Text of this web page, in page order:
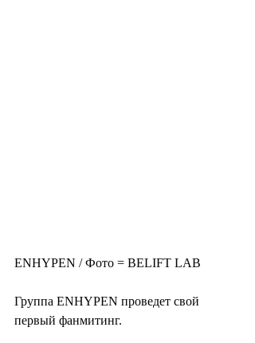
ENHYPEN / Фото = BELIFT LAB
Группа ENHYPEN проведет свой
первый фанмитинг.